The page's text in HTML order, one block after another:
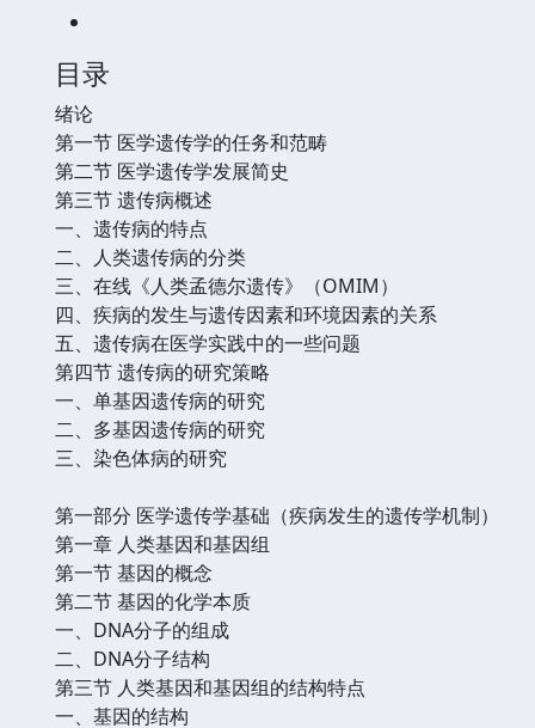
目录
绪论
第一节 医学遗传学的任务和范畴
第二节 医学遗传学发展简史
第三节 遗传病概述
一、遗传病的特点
二、人类遗传病的分类
三、在线《人类孟德尔遗传》（OMIM）
四、疾病的发生与遗传因素和环境因素的关系
五、遗传病在医学实践中的一些问题
第四节 遗传病的研究策略
一、单基因遗传病的研究
二、多基因遗传病的研究
三、染色体病的研究
第一部分 医学遗传学基础（疾病发生的遗传学机制）
第一章 人类基因和基因组
第一节 基因的概念
第二节 基因的化学本质
一、DNA分子的组成
二、DNA分子结构
第三节 人类基因和基因组的结构特点
一、基因的结构